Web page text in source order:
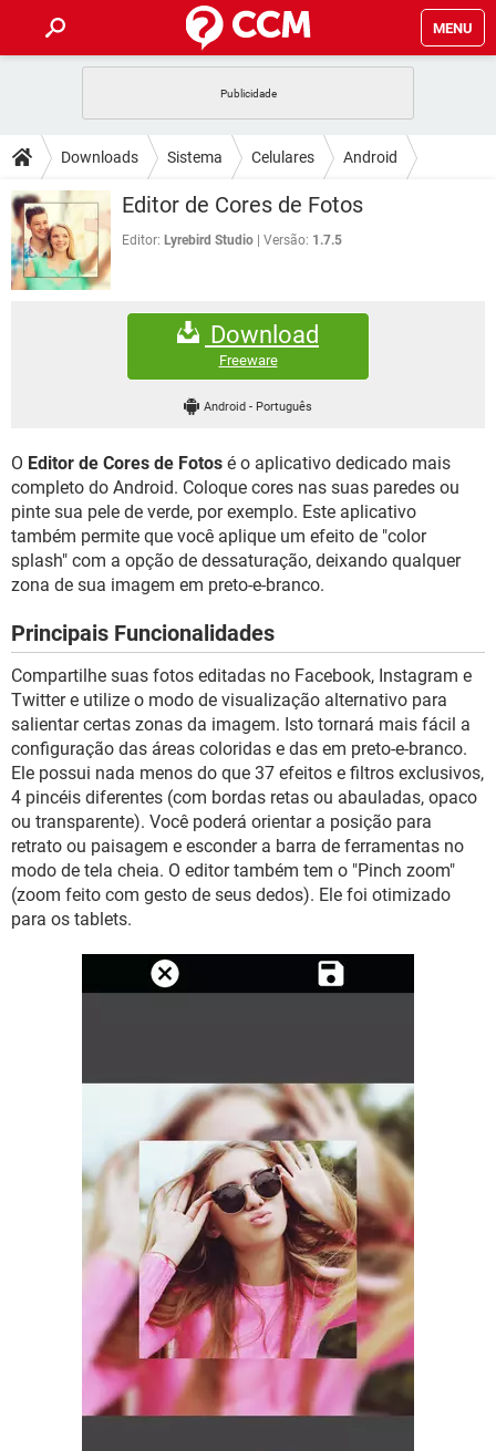
MENU
CELULAR FACEBOOK
OUTLOOK EXCEL
INSTAGRAM GMAIL
GUIA DE COMPRAS
DICAS
JOGOS WHATSAPP
CELULAR
OUTLOOK
DOWNLOADS
JOGOS WHATSAPP
CELULAR
EXCEL
GMAIL
FÓRUM
FACEBOOK
EXCEL
GMAIL
WHATSAPP
INSTAGRAM GMAIL
GUIA DE COMPRAS
Downloads Sistema Celulares Android
Editor de Cores de Fotos
Editor: Lyrebird Studio Versão: 1.7.5
Download
Freeware
Android - Português
O Editor de Cores de Fotos é o aplicativo dedicado mais
completo do Android. Coloque cores nas suas paredes ou
pinte sua pele de verde, por exemplo. Este aplicativo
também permite que você aplique um efeito de "color
splash" com a opção de dessaturação, deixando qualquer
zona de sua imagem em preto-e-branco.
Principais Funcionalidades
Compartilhe suas fotos editadas no Facebook, Instagram e
Twitter e utilize o modo de visualização alternativo para
salientar certas zonas da imagem. Isto tornará mais fácil a
configuração das áreas coloridas e das em preto-e-branco.
Ele possui nada menos do que 37 efeitos e filtros exclusivos,
4 pincéis diferentes (com bordas retas ou abauladas, opaco
ou transparente). Você poderá orientar a posição para
retrato ou paisagem e esconder a barra de ferramentas no
modo de tela cheia. O editor também tem o "Pinch zoom"
(zoom feito com gesto de seus dedos). Ele foi otimizado
para os tablets.